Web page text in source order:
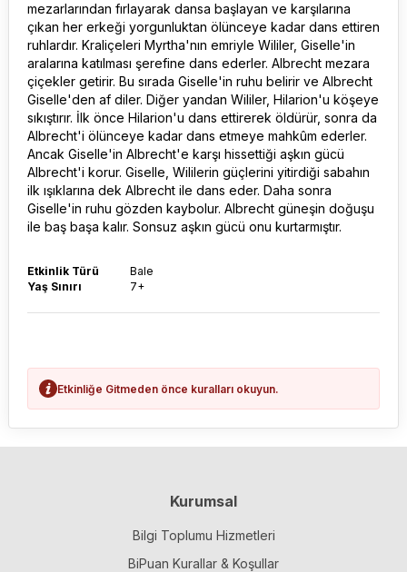
mezarlarından fırlayarak dansa başlayan ve karşılarına
çıkan her erkeği yorgunluktan ölünceye kadar dans ettiren
ruhlardır. Kraliçeleri Myrtha'nın emriyle Wililer, Giselle'in
aralarına katılması şerefine dans ederler. Albrecht mezara
çiçekler getirir. Bu sırada Giselle'in ruhu belirir ve Albrecht
Giselle'den af diler. Diğer yandan Wililer, Hilarion'u köşeye
sıkıştırır. İlk önce Hilarion'u dans ettirerek öldürür, sonra da
Albrecht'i ölünceye kadar dans etmeye mahkûm ederler.
Ancak Giselle'in Albrecht'e karşı hissettiği aşkın gücü
Albrecht'i korur. Giselle, Wililerin güçlerini yitirdiği sabahın
ilk ışıklarına dek Albrecht ile dans eder. Daha sonra
Giselle'in ruhu gözden kaybolur. Albrecht güneşin doğuşu
ile baş başa kalır. Sonsuz aşkın gücü onu kurtarmıştır.
Etkinlik Türü
Bale
Yaş Sınırı
7+
Etkinliğe Gitmeden önce kuralları okuyun.
Kurumsal
Bilgi Toplumu Hizmetleri
BiPuan Kurallar & Koşullar